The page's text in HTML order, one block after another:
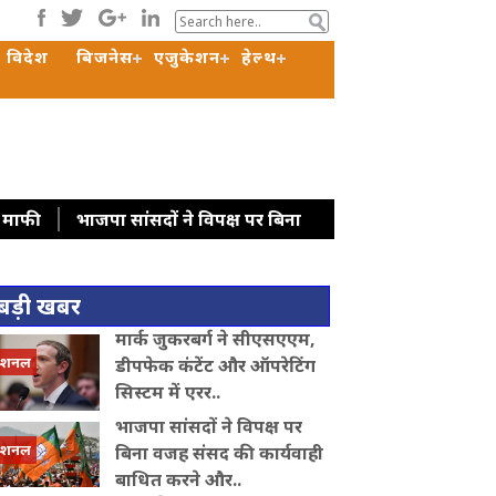
विदेश बिजनेस एजुकेशन
हेल्थ
भाजपा सांसदों ने विपक्ष पर बिना
कोर्ट
रूस के राष्ट्रपति पुत‍िन ने सेना में
मोदी का जताया आभार, बोले- भारत ने
बढ़ाने पर चर्चा
पीठ में ऐंठन के
खबर
मार्क जुकरबर्ग ने सीएसएएम,
डीपफेक कंटेंट और ऑपरेटिंग
सिस्टम में एरर..
भाजपा सांसदों ने विपक्ष पर
बिना वजह संसद की कार्यवाही
बाधित करने और..